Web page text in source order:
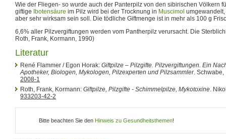
Wie der Fliegen- so wurde auch der Panterpilz von den sibirischen Völkern
giftige Ibotensäure im Pilz wird bei der Trocknung in Muscimol
aber sehr wirksam sein soll. Die tödliche Giftmenge ist in mehr als 100 g
6,6% aller Pilzvergiftungen werden vom Pantherpilz verursacht. Die
Roth, Frank, Kormann, 1990)
Literatur
René Flammer / Egon Horak: Giftpilze – Pilzgifte. Pilzvergiftungen. Ein
Apotheker, Biologen, Mykologen, Pilzexperten und Pilzsammler.
2008-1
Roth, Frank, Kormann: Giftpilze, Pilzgifte - Schimmelpilze, Mykotoxine.
933203-42-2
Bitte beachten Sie den Hinweis zu Gesundheitsthemen!